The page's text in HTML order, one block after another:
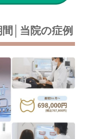
│当院の症例